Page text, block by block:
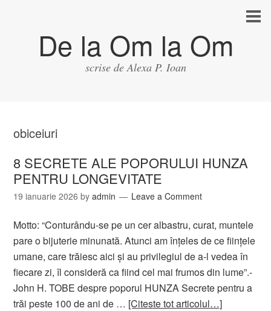
De la Om la Om
scrise de Alexa P. Ioan
obiceiuri
8 SECRETE ALE POPORULUI HUNZA
PENTRU LONGEVITATE
19 ianuarie 2026 byadmin Leave a Comment
Motto: “Conturându-se pe un cer albastru, curat, muntele
pare o bijuterie minunată. Atunci am înţeles de ce fiinţele
umane, care trăiesc aici şi au privilegiul de a-l vedea în
fiecare zi, îl consideră ca fiind cel mai frumos din lume”.-
John H. TOBE despre poporul HUNZA Secrete pentru a
trăi peste 100 de ani de … [Citeste tot articolul…]